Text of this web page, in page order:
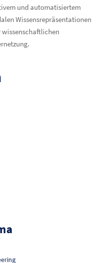
und automatisiertem
Wissensrepräsentationen